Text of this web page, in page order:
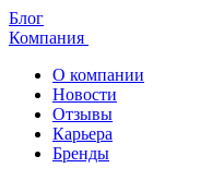
Блог
Компания
О компании
Новости
Отзывы
Карьера
Бренды